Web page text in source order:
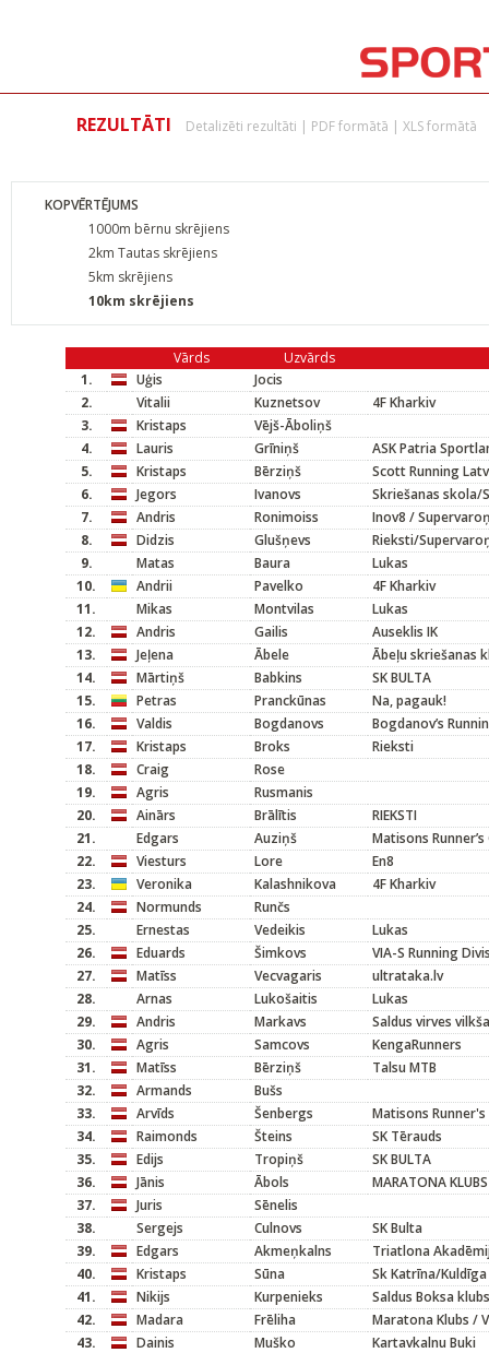
REZULTĀTI Detalizēti rezultāti | PDF formātā | XLS formātā
KOPVĒRTĒJUMS
1000m bērnu skrējiens
2km Tautas skrējiens
5km skrējiens
10km skrējiens
Vārds
Uzvārds
1.
Uģis
Jocis
2.
Vitalii Kuznetsov
4F Kharkiv
3.
Kristaps
Vējš-Āboliņš
4.
Lauris Grīniņš
ASK Patria
5.
Kristaps Bērziņš
Scott Running
6.
Jegors Ivanovs
Skriešanas skola/
7.
Andris Ronimoiss
Inov8 /
8.
Didzis Glušņevs
Rieksti/
9.
Matas Baura
Lukas
10.
Andrii Pavelko
4F Kharkiv
11.
Mikas Montvilas
Lukas
12.
Andris Gailis
Auseklis IK
13.
Jeļena Ābele
Ābeļu skriešanas
14.
Mārtiņš Babkins
SK BULTA
15.
Petras Pranckūnas
Na, pagauk!
16.
Valdis Bogdanovs
Bogdanov’s
17.
Kristaps Broks
Rieksti
18.
Craig
Rose
19.
Agris
Rusmanis
20.
Ainārs Brālītis
RIEKSTI
21.
Edgars Auziņš
Matisons Runner’s
22.
Viesturs Lore
En8
23.
Veronika Kalashnikova
4F Kharkiv
24.
Normunds
Runčs
25.
Ernestas Vedeikis
Lukas
26.
Eduards Šimkovs
VIA-S Running
27.
Matīss Vecvagaris
ultrataka.lv
28.
Arnas Lukošaitis
Lukas
29.
Andris Markavs
Saldus virves
30.
Agris Samcovs
KengaRunners
31.
Matīss Bērziņš
Talsu MTB
32.
Armands
Bušs
33.
Arvīds Šenbergs
Matisons Runner's
34.
Raimonds Šteins
SK Tērauds
35.
Edijs Tropiņš
SK BULTA
36.
Jānis Ābols
MARATONA KLUBS
37.
Juris
Sēnelis
38.
Sergejs Culnovs
SK Bulta
39.
Edgars Akmeņkalns
Triatlona
40.
Kristaps Sūna
Sk Katrīna/Kuldīga
41.
Nikijs Kurpenieks
Saldus Boksa klubs
42.
Madara Frēliha
Maratona Klubs /
43.
Dainis Muško
Kartavkalnu Buki